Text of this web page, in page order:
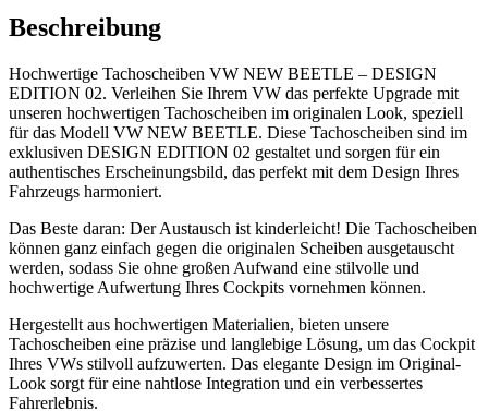
Beschreibung
Hochwertige Tachoscheiben VW NEW BEETLE – DESIGN
EDITION 02. Verleihen Sie Ihrem VW das perfekte Upgrade mit
unseren hochwertigen Tachoscheiben im originalen Look, speziell
für das Modell VW NEW BEETLE. Diese Tachoscheiben sind im
exklusiven DESIGN EDITION 02 gestaltet und sorgen für ein
authentisches Erscheinungsbild, das perfekt mit dem Design Ihres
Fahrzeugs harmoniert.
Das Beste daran: Der Austausch ist kinderleicht! Die Tachoscheiben
können ganz einfach gegen die originalen Scheiben ausgetauscht
werden, sodass Sie ohne großen Aufwand eine stilvolle und
hochwertige Aufwertung Ihres Cockpits vornehmen können.
Hergestellt aus hochwertigen Materialien, bieten unsere
Tachoscheiben eine präzise und langlebige Lösung, um das Cockpit
Ihres VWs stilvoll aufzuwerten. Das elegante Design im Original-
Look sorgt für eine nahtlose Integration und ein verbessertes
Fahrerlebnis.